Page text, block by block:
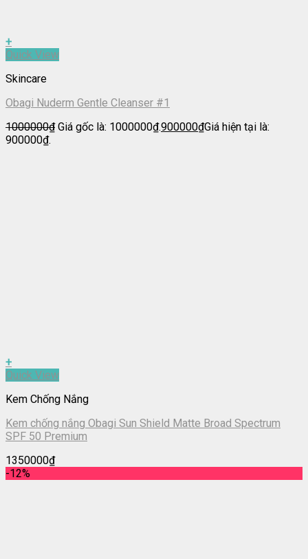
+
Quick View
Skincare
Obagi Nuderm Gentle Cleanser #1
1000000₫ Giá gốc là: 1000000₫.900000₫Giá hiện tại là:
900000₫.
+
Quick View
Kem Chống Nắng
Kem chống nắng Obagi Sun Shield Matte Broad Spectrum
SPF 50 Premium
1350000₫
-12%